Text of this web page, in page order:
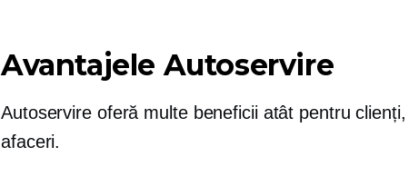
Avantajele Autoservire
Autoservireoferă multe beneficii atât pentru
afaceri.